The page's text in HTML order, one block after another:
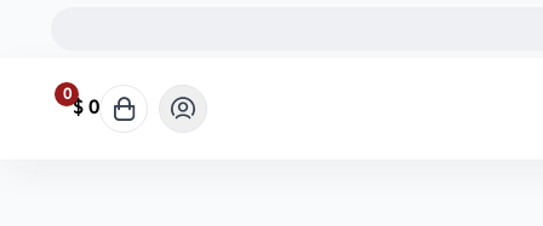
0 0 $